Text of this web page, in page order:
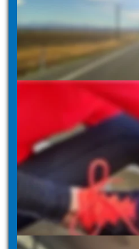
5
Phase 2 -
Gruppenkurse 1-2
Arbeit auf
Integration von
Stressbewältigung
3
Phase 3 -